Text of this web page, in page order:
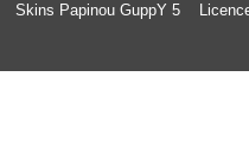
Skins Papinou GuppY 5